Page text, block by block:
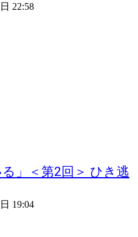
22:58
」＜第2回＞ ひき逃
19:04